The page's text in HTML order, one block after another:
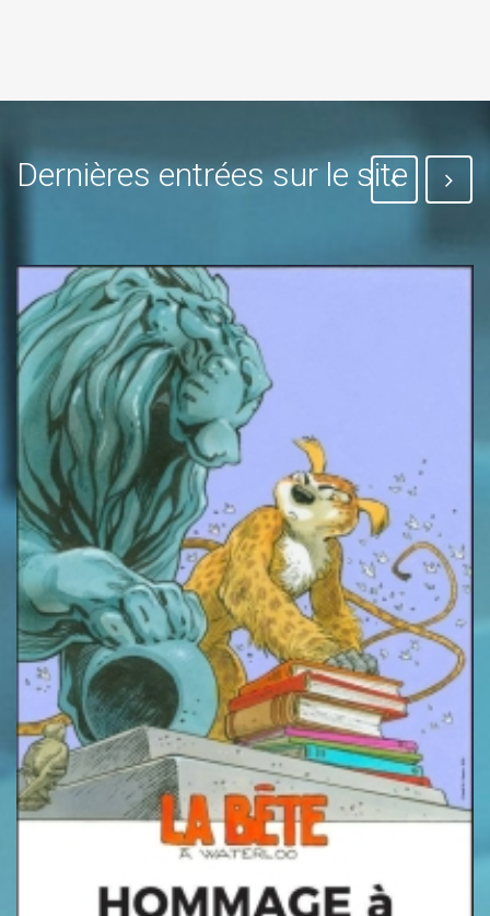
Dernières entrées sur le site